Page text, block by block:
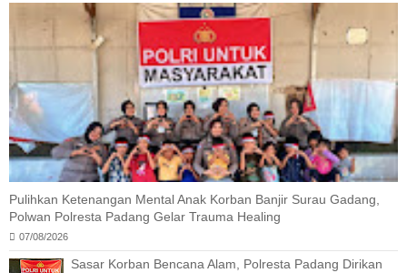
Pulihkan Ketenangan Mental Anak Korban Banjir Surau Gadang,
Polwan Polresta Padang Gelar Trauma Healing
07/08/2026
Sasar Korban Bencana Alam, Polresta Padang Dirikan